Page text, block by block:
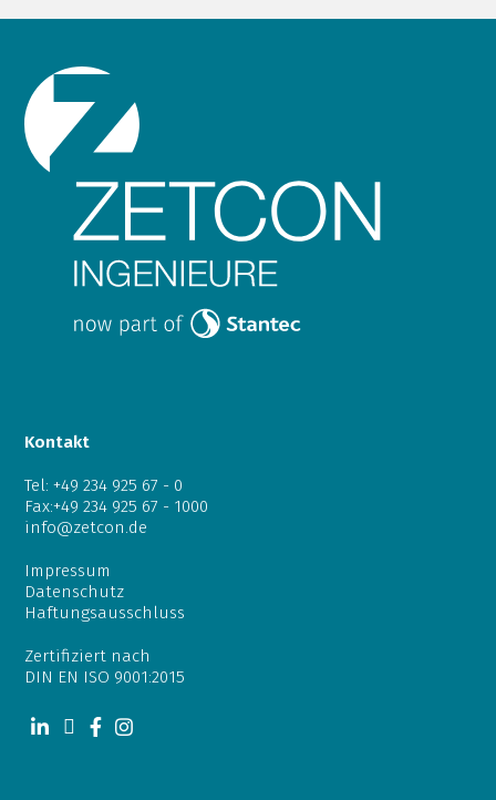
Kontakt
Tel: +49 234 925 67 - 0
Fax:+49 234 925 67 - 1000
info@zetcon.de
Impressum
Datenschutz
Haftungsausschluss
Zertifiziert nach
DIN EN ISO 9001:2015